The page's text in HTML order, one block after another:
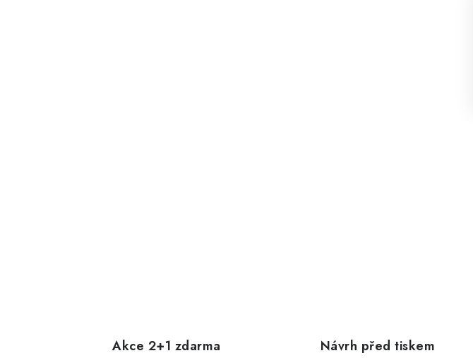
Akce 2+1 zdarma Návrh před tiskem